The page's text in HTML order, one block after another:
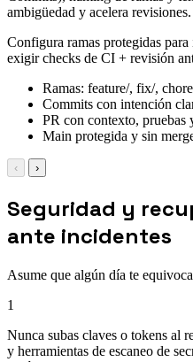
ambigüedad y acelera revisiones.
Configura ramas protegidas
exigir checks de CI + revisión
Ramas: feature/, fix/,
Commits con intención
PR con contexto, pruebas
Main protegida y sin
‹ ›
Seguridad y
ante incidentes
Asume que algún día te
1
Nunca subas claves o tokens al
y herramientas de escaneo de